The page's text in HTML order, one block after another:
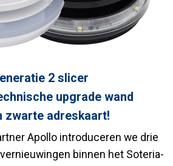
2 slicer
upgrade wand
zwarte adreskaart!
Apollo introduceren we drie
binnen het Soteria-